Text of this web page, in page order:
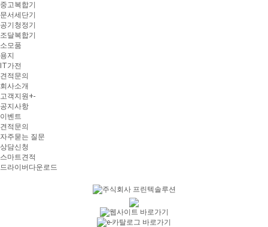
중고복합기
문서세단기
공기청정기
조달복합기
소모품
용지
IT가전
견적문의
회사소개
고객지원 +-
공지사항
이벤트
견적문의
자주묻는 질문
상담신청
스마트견적
드라이버다운로드